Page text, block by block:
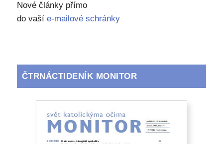
Nové články přímo
do vaší e-mailové schránky
ČTRNÁCTIDENÍK MONITOR